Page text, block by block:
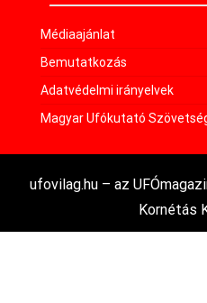
Médiaajánlat
Bemutatkozás
Adatvédelmi irányelvek
Magyar Ufókutató
ufovilag.hu – az
Kornétás